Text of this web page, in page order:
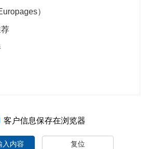
）
客户信息保存在浏览器
入内容 复位